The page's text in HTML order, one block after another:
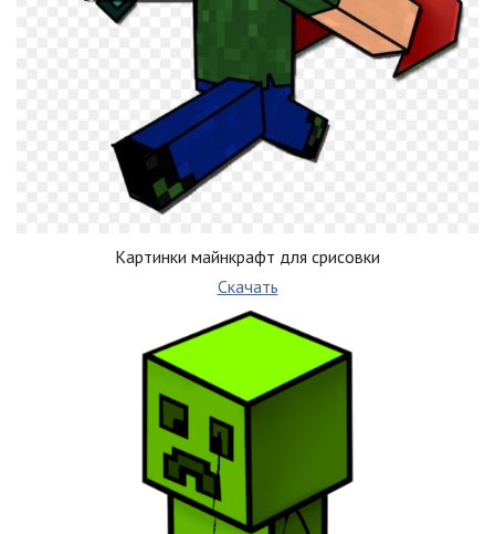
Картинки майнкрафт для срисовки
Скачать